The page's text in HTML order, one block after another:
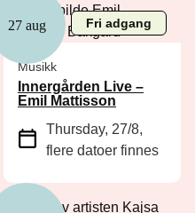
27 aug Fri adgang
Musikk
Innergården Live –
Emil Mattisson
Thursday, 27/8,
flere datoer finnes